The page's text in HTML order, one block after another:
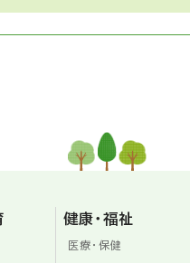
健康・福祉
医療・保健